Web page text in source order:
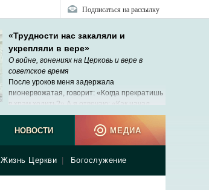
Подписаться на рассылку
«Трудности нас закаляли и
укрепляли в вере»
О войне, гонениях на Церковь и вере в
советское время
После уроков меня задержала
пионервожатая, говорит: «Когда прекратишь
в храм ходить?» А я отвечаю: «Как начал
ходить – так и буду».
Жизнь Церкви Богослужение
НОВОСТИ МЕДИА